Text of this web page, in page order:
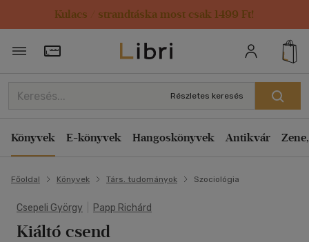
Kulacs / strandtáska most csak 1499 Ft!
Törzsvásárlói Kártya adatai
Részletes keresés
Könyvek E-könyvek Hangoskönyvek Antikvár
Főoldal Könyvek Társ. tudományok Szociológia
Csepeli György Papp Richárd
Kiáltó csend